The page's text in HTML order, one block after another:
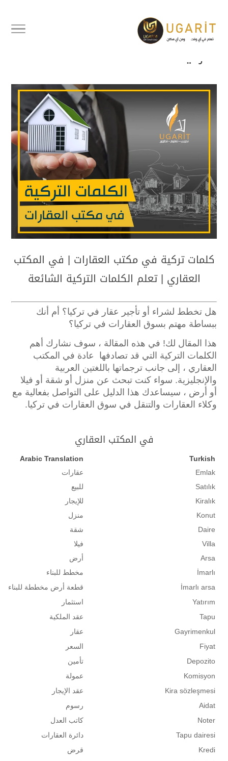
كلمات تركية في مكتب العقارات |
في المكتب العقاري | تعلم الكلمات
التركية الشائعة
كلمات تركية في مكتب العقارات | في المكتب
العقاري | تعلم الكلمات التركية الشائعة
هل تخطط لشراء أو تأجير عقار في تركيا؟ أم أنك
ببساطة مهتم بسوق العقارات في تركيا؟
هذا المقال لك! في هذه المقالة ، سوف نشارك أهم
الكلمات التركية التي قد تصادفها عادة في المكتب
العقاري ، إلى جانب ترجماتها باللغتين العربية
والإنجليزية. سواء كنت تبحث عن منزل أو شقة أو فيلا
أو أرض ، سيساعدك هذا الدليل على التواصل بفعالية مع
وكلاء العقارات والتنقل في سوق العقارات في تركيا.
في المكتب العقاري
Turkish
Arabic Translation
Emlak
عقارات
Satılık
للبيع
Kiralık
للإيجار
Konut
منزل
Daire
شقة
Villa
فيلا
Arsa
أرض
İmarlı
مخطط للبناء
İmarlı arsa
قطعة أرض مخططة للبناء
Yatırım
استثمار
Tapu
عقد الملكية
Gayrimenkul
عقار
Fiyat
السعر
Depozito
تأمين
Komisyon
عمولة
Kira sözleşmesi
عقد الإيجار
Aidat
رسوم
Noter
كاتب العدل
Tapu dairesi
دائرة العقارات
Kredi
قرض